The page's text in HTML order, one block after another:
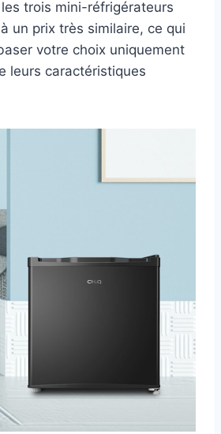
trois mini-réfrigérateurs
un prix très similaire, ce qui
votre choix uniquement
leurs caractéristiques